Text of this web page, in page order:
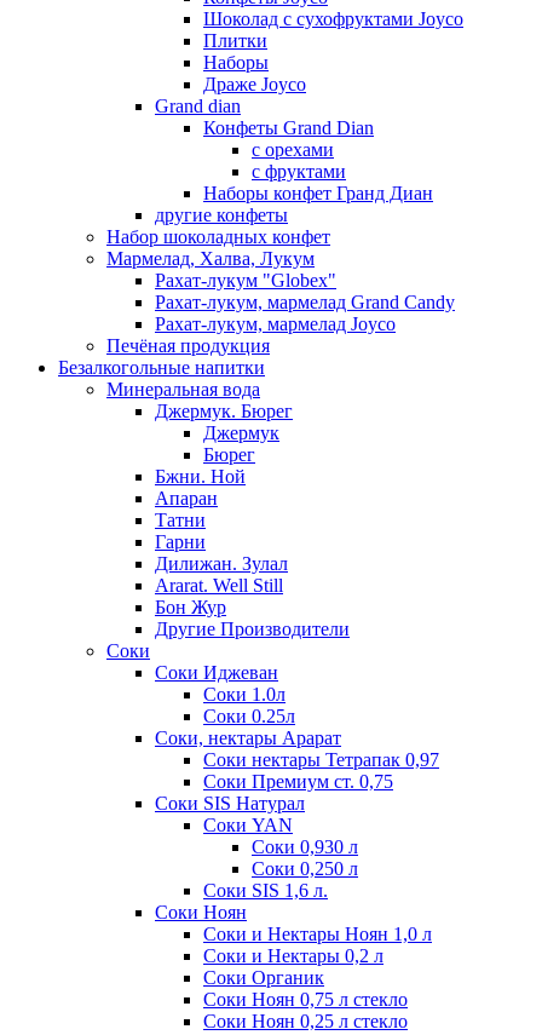
Шоколад с сухофруктами Joyco
Плитки
Наборы
Драже Joyco
Grand dian
Конфеты Grand Dian
с орехами
с фруктами
Наборы конфет Гранд Диан
другие конфеты
Набор шоколадных конфет
Мармелад, Халва, Лукум
Рахат-лукум "Globex"
Рахат-лукум, мармелад Grand Candy
Рахат-лукум, мармелад Joyco
Печёная продукция
Безалкогольные напитки
Минеральная вода
Джермук. Бюрег
Джермук
Бюрег
Бжни. Ной
Апаран
Татни
Гарни
Дилижан. Зулал
Ararat. Well Still
Бон Жур
Другие Производители
Соки
Соки Иджеван
Соки 1.0л
Соки 0.25л
Соки, нектары Арарат
Соки нектары Тетрапак 0,97
Соки Премиум ст. 0,75
Соки SIS Натурал
Соки YAN
Соки 0,930 л
Соки 0,250 л
Соки SIS 1,6 л.
Соки Ноян
Соки и Нектары Ноян 1,0 л
Соки и Нектары 0,2 л
Соки Органик
Соки Ноян 0,75 л стекло
Соки Ноян 0,25 л стекло